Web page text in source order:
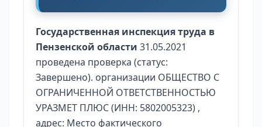
Государственная инспекция труда в
Пензенской области 31.05.2021
проведена проверка (статус:
Завершено). организации ОБЩЕСТВО С
ОГРАНИЧЕННОЙ ОТВЕТСТВЕННОСТЬЮ
УРАЗМЕТ ПЛЮС (ИНН: 5802005323) ,
адрес: Место фактического